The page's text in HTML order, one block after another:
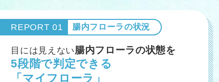
REPORT 01 腸内フローラの状況
目には見えない腸内フローラの状態を
5段階で判定できる
「マイフローラ」